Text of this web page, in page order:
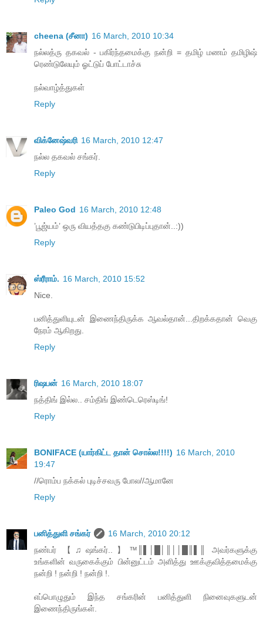
cheena (சீனா) 16 March, 2010 10:34
நல்லத்ரு தகவல் - பகிர்ந்தமைக்கு நன்றி = தமிழ் மணம் தமிழிஷ்
ரெண்டுலேயும் ஓட்டுப் போட்டாச்சு
நல்வாழ்த்துகள்
Reply
விக்னேஷ்வரி 16 March, 2010 12:47
நல்ல தகவல் சங்கர்.
Reply
Paleo God 16 March, 2010 12:48
’பூஜ்யம்’ ஒரு வியத்தகு கண்டுபிடிப்புதான்..:))
Reply
ஸ்ரீராம். 16 March, 2010 15:52
Nice.
பனித்துளியுடன் இணைந்திருக்க ஆவல்தான்...திறக்கதான் வெகு
நேரம் ஆகிறது.
Reply
ரிஷபன் 16 March, 2010 18:07
நத்திங் இல்ல.. சம்திங் இண்டெரெஸ்டிங்!
Reply
BONIFACE (யார்கிட்ட தான் சொல்ல!!!!) 16 March, 2010
19:47
//ரொம்ப நக்கல் புடிச்சவரு போல//ஆமானே
Reply
பனித்துளி சங்கர்
16 March, 2010 20:12
நண்பர் 【♫ஷங்கர்..】™║▌│█│║││█║▌║ அவர்களுக்கு
உங்களின் வருகைக்கும் பின்னுட்டம் அளித்து ஊக்குவித்தமைக்கு
நன்றி ! நன்றி ! நன்றி !.
எப்பொழுதும் இந்த சங்கரின் பனித்துளி நினைவுகளுடன்
இணைந்திருங்கள்.